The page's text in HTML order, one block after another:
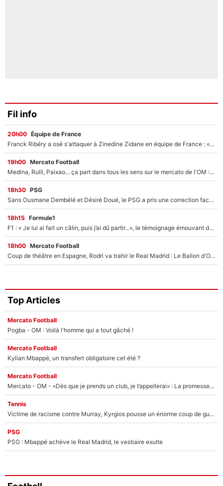
Fil info
20h00 Équipe de France
Franck Ribéry a osé s'attaquer à Zinedine Zidane en équipe de France : «Je n'aurais jamais fait ça»
19h00 Mercato Football
Medina, Rulli, Paixao... ça part dans tous les sens sur le mercato de l'OM : Frank McCourt va enfin récupérer l'argent qu'il attend ?
18h30 PSG
Sans Ousmane Dembélé et Désiré Doué, le PSG a pris une correction face à Majorque : Luis Enrique attend avec impatience des renforts !
18h15 Formule1
F1 : « Je lui ai fait un câlin, puis j’ai dû partir...», le témoignage émouvant de Max Verstappen sur sa fille
18h00 Mercato Football
Coup de théâtre en Espagne, Rodri va trahir le Real Madrid : Le Ballon d'Or a choisi de signer au FC Barcelone !
Top Articles
Mercato Football
Pogba - OM : Voilà l'homme qui a tout gâché !
Mercato Football
Kylian Mbappé, un transfert obligatoire cet été ?
Mercato Football
Mercato - OM - «Dès que je prends un club, je t’appellerai» : La promesse de Marcelino au moment de claquer la porte
Tennis
Victime de racisme contre Murray, Kyrgios pousse un énorme coup de gueule !
PSG
PSG : Mbappé achève le Real Madrid, le vestiaire exulte